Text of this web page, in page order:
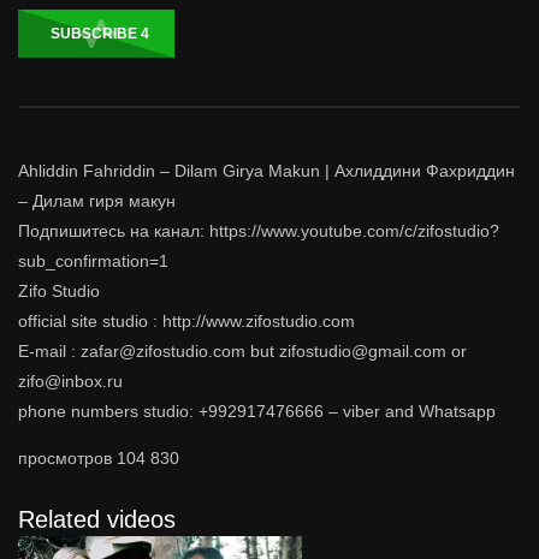
SUBSCRIBE 4
Ahliddin Fahriddin – Dilam Girya Makun | Ахлиддини Фахриддин
– Дилам гиря макун
Подпишитесь на канал: https://www.youtube.com/c/zifostudio?
sub_confirmation=1
Zifo Studio
official site studio : http://www.zifostudio.com
E-mail : zafar@zifostudio.com but zifostudio@gmail.com or
zifo@inbox.ru
phone numbers studio: +992917476666 – viber and Whatsapp
просмотров 104 830
Related videos